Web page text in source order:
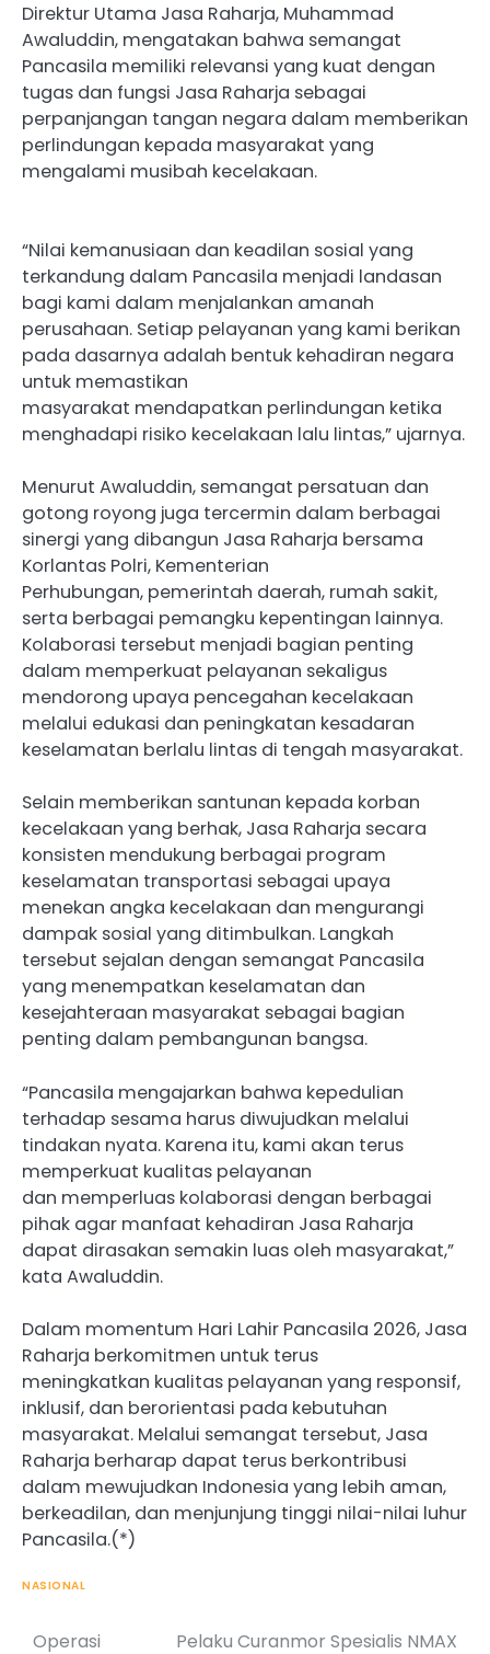
Direktur Utama Jasa Raharja, Muhammad
Awaluddin, mengatakan bahwa semangat
Pancasila memiliki relevansi yang kuat dengan
tugas dan fungsi Jasa Raharja sebagai
perpanjangan tangan negara dalam memberikan
perlindungan kepada masyarakat yang
mengalami musibah kecelakaan.
“Nilai kemanusiaan dan keadilan sosial yang
terkandung dalam Pancasila menjadi landasan
bagi kami dalam menjalankan amanah
perusahaan. Setiap pelayanan yang kami berikan
pada dasarnya adalah bentuk kehadiran negara
untuk memastikan
masyarakat mendapatkan perlindungan ketika
menghadapi risiko kecelakaan lalu lintas,” ujarnya.
Menurut Awaluddin, semangat persatuan dan
gotong royong juga tercermin dalam berbagai
sinergi yang dibangun Jasa Raharja bersama
Korlantas Polri, Kementerian
Perhubungan, pemerintah daerah, rumah sakit,
serta berbagai pemangku kepentingan lainnya.
Kolaborasi tersebut menjadi bagian penting
dalam memperkuat pelayanan sekaligus
mendorong upaya pencegahan kecelakaan
melalui edukasi dan peningkatan kesadaran
keselamatan berlalu lintas di tengah masyarakat.
Selain memberikan santunan kepada korban
kecelakaan yang berhak, Jasa Raharja secara
konsisten mendukung berbagai program
keselamatan transportasi sebagai upaya
menekan angka kecelakaan dan mengurangi
dampak sosial yang ditimbulkan. Langkah
tersebut sejalan dengan semangat Pancasila
yang menempatkan keselamatan dan
kesejahteraan masyarakat sebagai bagian
penting dalam pembangunan bangsa.
“Pancasila mengajarkan bahwa kepedulian
terhadap sesama harus diwujudkan melalui
tindakan nyata. Karena itu, kami akan terus
memperkuat kualitas pelayanan
dan memperluas kolaborasi dengan berbagai
pihak agar manfaat kehadiran Jasa Raharja
dapat dirasakan semakin luas oleh masyarakat,”
kata Awaluddin.
Dalam momentum Hari Lahir Pancasila 2026, Jasa
Raharja berkomitmen untuk terus
meningkatkan kualitas pelayanan yang responsif,
inklusif, dan berorientasi pada kebutuhan
masyarakat. Melalui semangat tersebut, Jasa
Raharja berharap dapat terus berkontribusi
dalam mewujudkan Indonesia yang lebih aman,
berkeadilan, dan menjunjung tinggi nilai-nilai luhur
Pancasila.(*)
NASIONAL
Post
Operasi Pelaku Curanmor Spesialis NMAX